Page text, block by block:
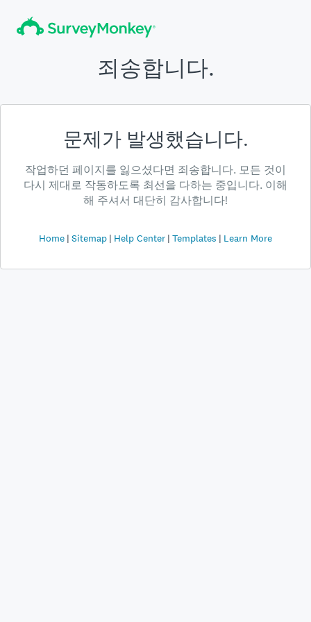
죄송합니다.
문제가 발생했습니다.
작업하던 페이지를 잃으셨다면 죄송합니다. 모든 것이
다시 제대로 작동하도록 최선을 다하는 중입니다. 이해
해 주셔서 대단히 감사합니다!
Home Sitemap Help Center Templates Learn More